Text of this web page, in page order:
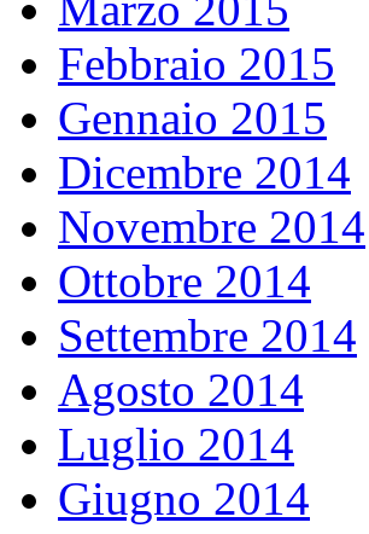
Febbraio 2015
Gennaio 2015
Dicembre 2014
Novembre 2014
Ottobre 2014
Settembre 2014
Agosto 2014
Luglio 2014
Giugno 2014